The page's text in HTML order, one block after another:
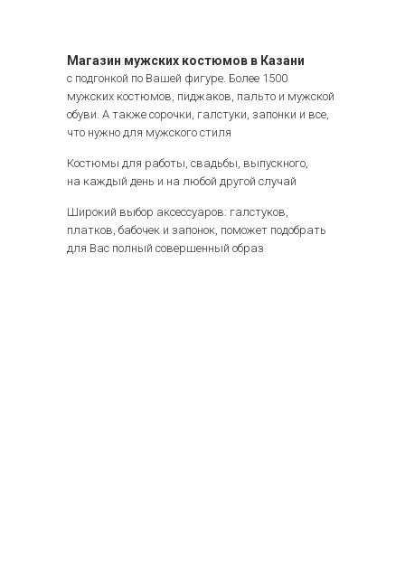
с подгонкой по Вашей фигуре. Более 1500
мужских костюмов, пиджаков, пальто и мужской
обуви. А также сорочки, галстуки, запонки и все,
что нужно для мужского стиля
Костюмы для работы, свадьбы, выпускного,
на каждый день и на любой другой случай
Широкий выбор аксессуаров: галстуков,
платков, бабочек и запонок, поможет подобрать
для Вас полный совершенный образ
Магазин мужских костюмов в Казани